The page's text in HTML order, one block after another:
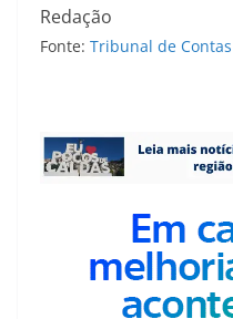
Redação
Fonte: Tribunal de